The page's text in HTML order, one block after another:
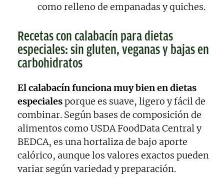
como relleno de empanadas y quiches.
Recetas con calabacín para dietas
especiales: sin gluten, veganas y bajas en
carbohidratos
El calabacín funciona muy bien en dietas
especialesporque es suave, ligero y fácil de
combinar. Según bases de composición de
alimentos como USDA FoodData Central y
BEDCA, es una hortaliza de bajo aporte
calórico, aunque los valores exactos pueden
variar según variedad y preparación.